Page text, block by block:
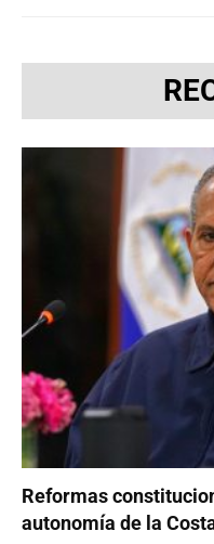
Reformas
autonomía de la